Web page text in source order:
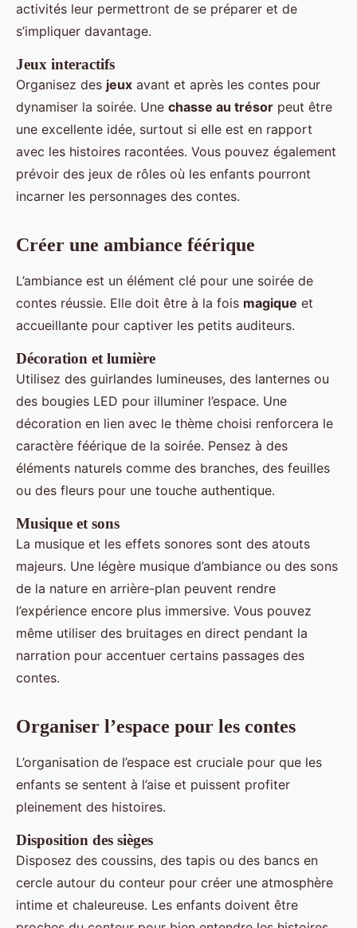
activités leur permettront de se préparer et de
s’impliquer davantage.
Jeux interactifs
Organisez des jeux avant et après les contes pour
dynamiser la soirée. Une chasse au trésor peut être
une excellente idée, surtout si elle est en rapport
avec les histoires racontées. Vous pouvez également
prévoir des jeux de rôles où les enfants pourront
incarner les personnages des contes.
Créer une ambiance féérique
L’ambiance est un élément clé pour une soirée de
contes réussie. Elle doit être à la fois magique et
accueillante pour captiver les petits auditeurs.
Décoration et lumière
Utilisez des guirlandes lumineuses, des lanternes ou
des bougies LED pour illuminer l’espace. Une
décoration en lien avec le thème choisi renforcera le
caractère féérique de la soirée. Pensez à des
éléments naturels comme des branches, des feuilles
ou des fleurs pour une touche authentique.
Musique et sons
La musique et les effets sonores sont des atouts
majeurs. Une légère musique d’ambiance ou des sons
de la nature en arrière-plan peuvent rendre
l’expérience encore plus immersive. Vous pouvez
même utiliser des bruitages en direct pendant la
narration pour accentuer certains passages des
contes.
Organiser l’espace pour les contes
L’organisation de l’espace est cruciale pour que les
enfants se sentent à l’aise et puissent profiter
pleinement des histoires.
Disposition des sièges
Disposez des coussins, des tapis ou des bancs en
cercle autour du conteur pour créer une atmosphère
intime et chaleureuse. Les enfants doivent être